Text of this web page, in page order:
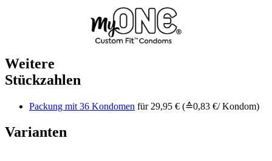
Weitere
Stückzahlen
Packung mit 36 Kondomen für 29,95 € (≙0,83 €/ Kondom)
Varianten